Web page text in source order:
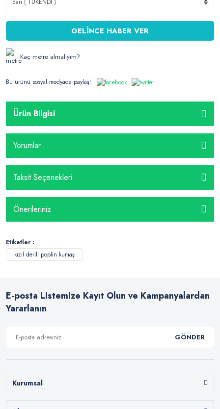
GELİNCE HABER VER
Kaç metre almalıyım?
Bu ürünü sosyal medyada paylaş!
Ürün Bilgisi
Yorumlar
Taksit Seçenekleri
Önerileriniz
Etiketler :
kızıl derili poplin kumaş
E-posta Listemize Kayıt Olun ve Kampanyalardan
Yararlanın
GÖNDER
Kurumsal